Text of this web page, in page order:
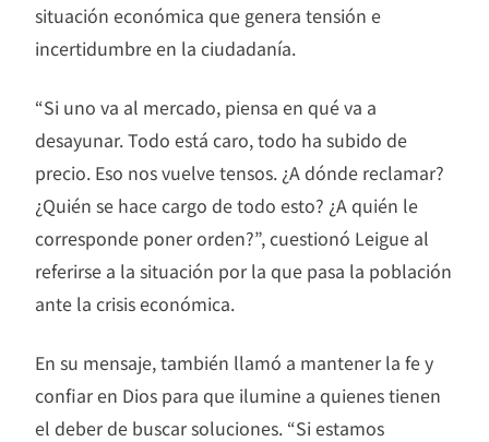
situación económica que genera tensión e
incertidumbre en la ciudadanía.
“Si uno va al mercado, piensa en qué va a
desayunar. Todo está caro, todo ha subido de
precio. Eso nos vuelve tensos. ¿A dónde reclamar?
¿Quién se hace cargo de todo esto? ¿A quién le
corresponde poner orden?”, cuestionó Leigue al
referirse a la situación por la que pasa la población
ante la crisis económica.
En su mensaje, también llamó a mantener la fe y
confiar en Dios para que ilumine a quienes tienen
el deber de buscar soluciones. “Si estamos